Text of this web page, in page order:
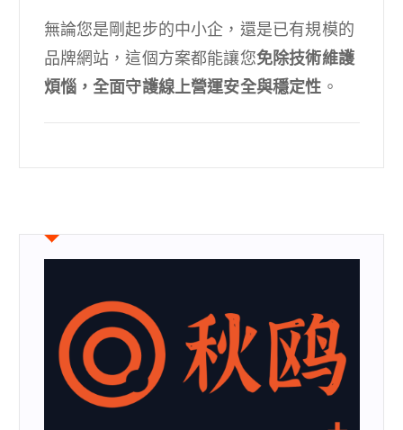
無論您是剛起步的中小企，還是已有規模的
品牌網站，這個方案都能讓您免除技術維護
煩惱，全面守護線上營運安全與穩定性 。